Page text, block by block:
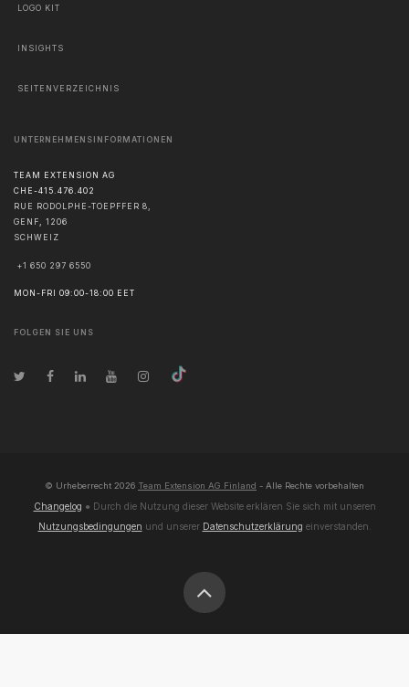
LOGO KIT
INSIGHTS
SEITENVERZEICHNIS
UNTERNEHMENSINFORMATIONEN
TEAM EXTENSION AG
CHE-415.476.402
RUE RODOLPHE-TOEPFFER 8,
GENF, 1206
SCHWEIZ
+1 650 297 6550
MON-FRI 09:00-18:00 EET
FOLGEN SIE UNS
© Urheberrecht 2026 Team Extension AG Finland - Alle Rechte vorbehalten
Changelog ● Durch die Nutzung dieser Website erklären Sie sich mit unseren
Nutzungsbedingungen und unserer Datenschutzerklärung einverstanden.